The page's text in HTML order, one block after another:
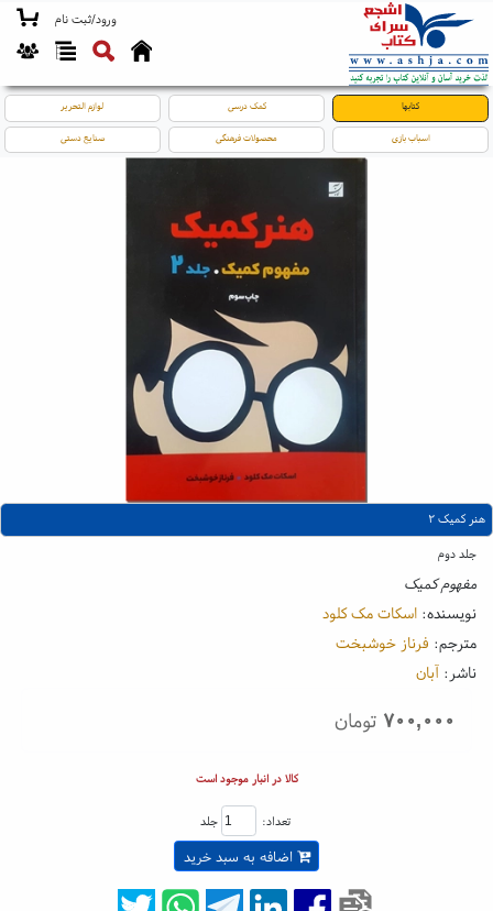
ورود/ثبت نام
کتابها کمک درسی لوازم التحریر
اسباب بازی محصولات فرهنگی صنایع دستی
هنر کمیک ۲
جلد دوم
مفهوم کمیک
نویسنده: اسکات مک کلود
مترجم: فرناز خوشبخت
ناشر: آبان
۷۰۰,۰۰۰ تومان
کالا در انبار موجود است
تعداد: جلد
اضافه به سبد خرید